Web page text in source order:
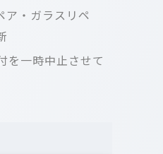
ア・ガラスリペ
を一時中止させて